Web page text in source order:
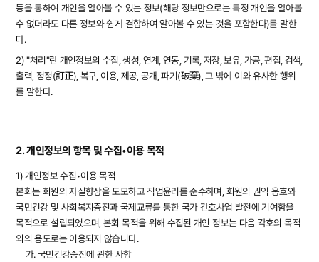
등을 통하여 개인을 알아볼 수 있는 정보(해당 정보만으로는 특정 개인을 알아볼
수 없더라도 다른 정보와 쉽게 결합하여 알아볼 수 있는 것을 포함한다)를 말한
다.
2) "처리"란 개인정보의 수집, 생성, 연계, 연동, 기록, 저장, 보유, 가공, 편집, 검색,
출력, 정정(訂正), 복구, 이용, 제공, 공개, 파기(破棄), 그 밖에 이와 유사한 행위
를 말한다.
2. 개인정보의 항목 및 수집•이용 목적
1) 개인정보 수집•이용 목적
본회는 회원의 자질향상을 도모하고 직업윤리를 준수하며, 회원의 권익 옹호와
국민건강 및 사회복지증진과 국제교류를 통한 국가 간호사업 발전에 기여함을
목적으로 설립되었으며, 본회 목적을 위해 수집된 개인 정보는 다음 각호의 목적
외의 용도로는 이용되지 않습니다.
가. 국민건강증진에 관한 사항